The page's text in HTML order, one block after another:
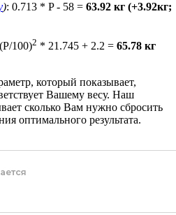
): 0.713 * P - 58 = 63.92 кг (+3.92кг;
100)2 * 21.745 + 2.2 = 65.78 кг
который показывает,
Вашему весу. Наш
сколько Вам нужно сбросить
оптимального результата.